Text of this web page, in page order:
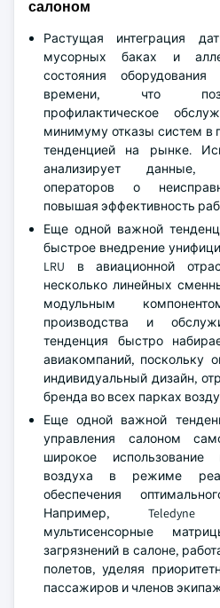
салоном
Растущая интеграция
мусорных баках и
состояния
времени, что
профилактическое
минимуму отказы систем в
тенденцией на рынке.
анализирует данные,
операторов о
повышая эффективность
Еще одной важной
быстрое внедрение
LRU в авиационной
несколько линейных
модульным
производства и
тенденция быстро
авиакомпаний, поскольку
индивидуальный дизайн,
бренда во всех парках
Еще одной важной
управления салоном
широкое использование
воздуха в режиме
обеспечения
Например, Teledyne
мультисенсорные
загрязнений в салоне,
полетов, уделяя
пассажиров и членов